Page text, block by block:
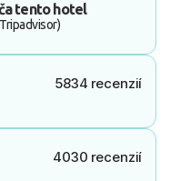
tento hotel
5834 recenzií
4030 recenzií